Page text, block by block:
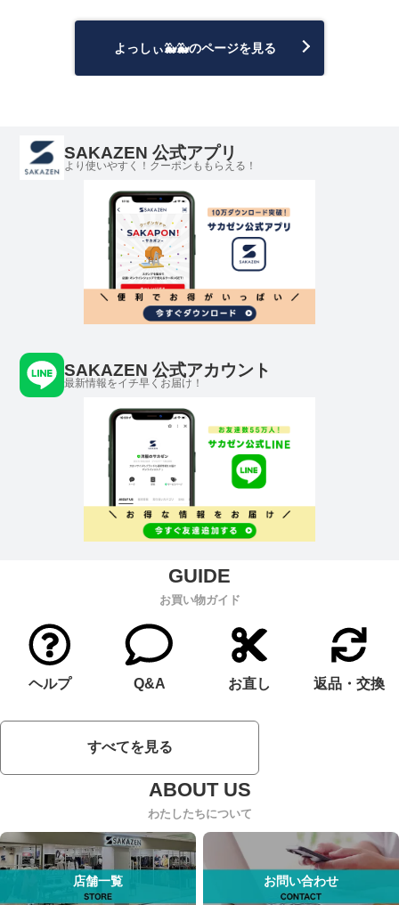
よっしぃ🐳🐳のページを見る
SAKAZEN 公式アプリ
より使いやすく！クーポンももらえる！
SAKAZEN 公式アカウント
最新情報をイチ早くお届け！
お買い物ガイド
ヘルプ Q&A お直し 返品・交換
すべてを見る
わたしたちについて
店舗一覧 お問い合わせ